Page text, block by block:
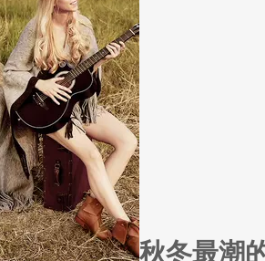
他人，所以不断委